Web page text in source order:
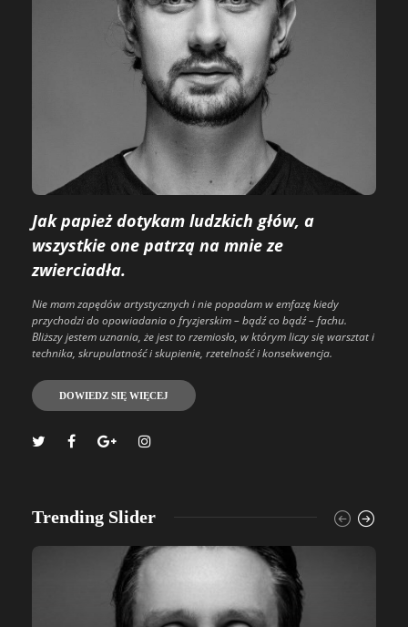
Jak papież dotykam ludzkich głów, a
wszystkie one patrzą na mnie ze
zwierciadła.
Nie mam zapędów artystycznych i nie popadam w emfazę kiedy
przychodzi do opowiadania o fryzjerskim – bądź co bądź – fachu.
Bliższy jestem uznania, że jest to rzemiosło, w którym liczy się warsztat i
technika, skrupulatność i skupienie, rzetelność i konsekwencja.
DOWIEDZ SIĘ WIĘCEJ
Trending Slider